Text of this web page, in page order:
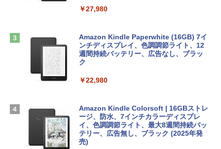
ン 15-fd 15.6インチ 16GBメモリ 512GB
SSD インテル Core 5
￥129,800
igence、13.6インチLiquid Retinaディ
スプレイ、16GBユニファイドメモリ、1
TB SSDストレージ、12MPセンターフレ
ームカメラ、日本語キーボード、Touch I
D - シルバー
インゲームコード】 ロブロックス |オン
ラインコード版
￥1,600
ows11、10/mac対応|PC2台
￥39,582
非エンジニア 初心者 素人 でも安心 使い
めのAIコーディング入門シリーズ
￥99
AIイラスト表現辞典: 思い通りの絵を引き
￥480
FM TOWNS ハイパー・カタログ: 本体ハ
￥27,980
Amazon Kindle Paperwhite (16GB) 7イ
ンチディスプレイ、色調調節ライト、12
週間持続バッテリー、広告なし、ブラッ
ク
￥22,980
Amazon Kindle Colorsoft | 16GBストレ
ージ、防水、7インチカラーディスプレ
イ、色調調節ライト、最大8週間持続バッ
テリー、広告無し、ブラック (2025年発
売)